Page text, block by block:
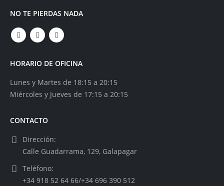
NO TE PIERDAS NADA
HORARIO DE OFICINA
Lunes y Martes de 18:15 a 20:15
Miércoles y Jueves de 17:15 a 20:15
CONTACTO
Dirección:
Calle Guadarrama, 129, Galapagar
Teléfono:
+34 918 52 64 66/+34 696 390 512